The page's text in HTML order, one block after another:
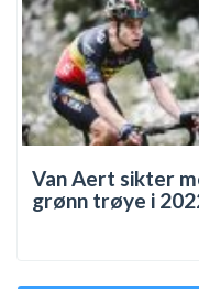
Van Aert sikter
grønn trøye i